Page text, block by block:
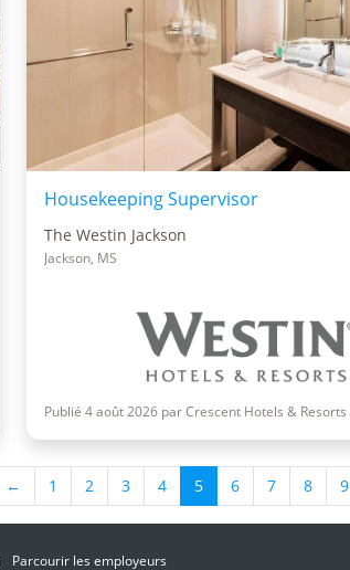
Housekeeping Supervisor
The Westin Jackson
Jackson, MS
Publié 4 août 2026 par Crescent Hotels & Resorts
← 1 2 3 4 5 6 7 8 9
Parcourir les employeurs